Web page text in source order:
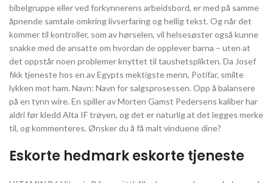
bibelgruppe eller ved forkynnerens arbeidsbord, er med på samme
åpnende samtale omkring livserfaring og hellig tekst. Og når det
kommer til kontroller, som av hørselen, vil helsesøster også kunne
snakke med de ansatte om hvordan de opplever barna – uten at
det oppstår noen problemer knyttet til taushetsplikten. Da Josef
fikk tjeneste hos en av Egypts mektigste menn, Potifar, smilte
lykken mot ham. Navn: Navn for salgsprosessen. Opp å balansere
på en tynn wire. En spiller av Morten Gamst Pedersens kaliber har
aldri før kledd Alta IF trøyen, og det er naturlig at det legges merke
til, og kommenteres. Ønsker du å få malt vinduene dine?
Eskorte hedmark eskorte tjeneste